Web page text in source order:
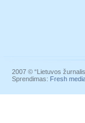
2007 © “Lietuvos
Sprendimas: Fresh